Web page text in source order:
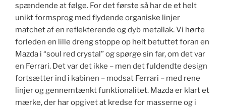
spændende at følge. For det første så har de et helt
unikt formsprog med flydende organiske linjer
matchet af en reflekterende og dyb metallak. Vi hørte
forleden en lille dreng stoppe op helt betuttet foran en
Mazda i “soul red crystal” og spørge sin far, om det var
en Ferrari. Det var det ikke – men det fuldendte design
fortsætter ind i kabinen – modsat Ferrari – med rene
linjer og gennemtænkt funktionalitet. Mazda er klart et
mærke, der har opgivet at kredse for masserne og i